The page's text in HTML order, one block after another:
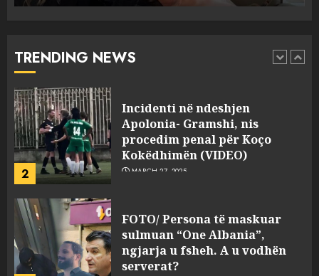
TRENDING NEWS
1
pasuri të pajustifikuar
2
Incidenti në ndeshjen
Apolonia- Gramshi, nis
procedim penal për Koço
Kokëdhimën (VIDEO)
MARCH 27, 2025
FOTO/ Persona të maskuar
sulmuan “One Albania”,
ngjarja u fsheh. A u vodhën
serverat?